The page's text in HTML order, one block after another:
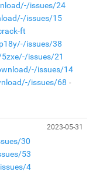
issues/24
issues/15
ft
issues/38
issues/21
issues/14
issues/68
2023-05-31
30
53
4